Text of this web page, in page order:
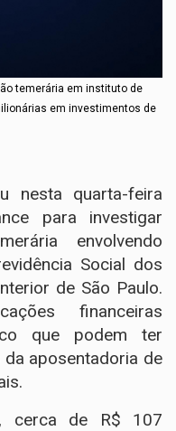
temerária em instituto de
em investimentos de
nesta quarta-feira
para investigar
envolvendo
Social dos
de São Paulo.
financeiras
que podem ter
aposentadoria de
cerca de R$ 107